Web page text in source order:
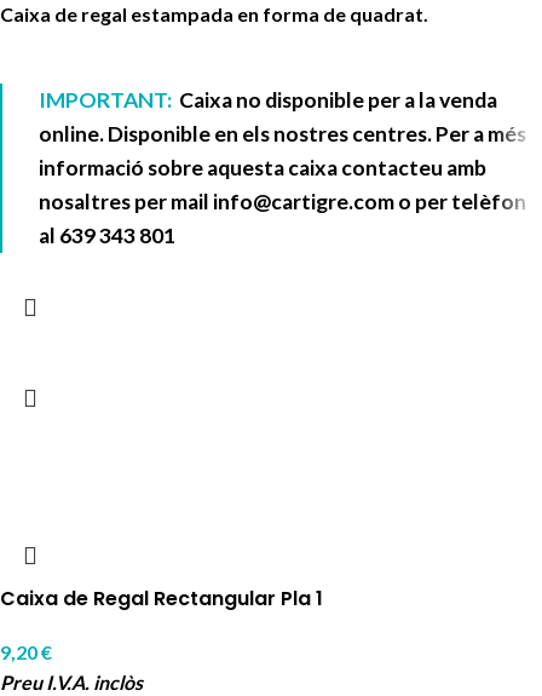
Caixa de regal estampada en forma de quadrat.
IMPORTANT: Caixa no disponible per a la venda
online. Disponible en els nostres centres. Per a més
informació sobre aquesta caixa contacteu amb
nosaltres per mail info@cartigre.como per telèfon
al 639 343 801
Caixa de Regal Rectangular Pla 1
9,20€
Preu I.V.A. inclòs